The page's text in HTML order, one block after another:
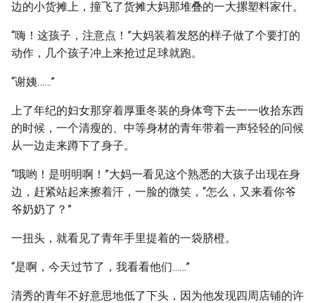
边的小货摊上，撞飞了货摊大妈那堆叠的一大摞塑料家什。
“嗨！这孩子，注意点！”大妈装着发怒的样子做了个要打的
动作，几个孩子冲上来抢过足球就跑。
“谢姨……”
上了年纪的妇女那穿着厚重冬装的身体弯下去一一收拾东西
的时候，一个清瘦的、中等身材的青年带着一声轻轻的问候
从一边走来蹲下了身子。
“哦哟！是明明啊！”大妈一看见这个熟悉的大孩子出现在身
边，赶紧站起来擦着汗，一脸的微笑，“怎么，又来看你爷
爷奶奶了？”
一扭头，就看见了青年手里提着的一袋脐橙。
“是啊，今天过节了，我看看他们……”
清秀的青年不好意思地低了下头，因为他发现四周店铺的许